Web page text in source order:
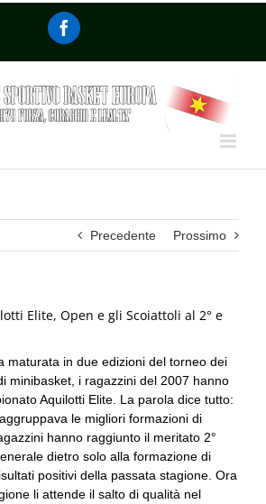
Precedente Prossimo
Elite, Open e gli Scoiattoli al 2° e
maturata in due edizioni del torneo dei
minibasket, i ragazzini del 2007 hanno
Aquilotti Elite. La parola dice tutto:
le migliori formazioni di
hanno raggiunto il meritato 2°
dietro solo alla formazione di
positivi della passata stagione. Ora
li attende il salto di qualità nel